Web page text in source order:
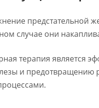
предстательной
случае они
терапия является
и предотвращению